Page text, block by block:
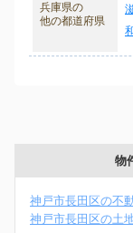
兵庫県の
他の都道府県
物
神戸市長田区の不
神戸市長田区の土